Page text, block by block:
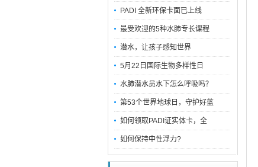
PADI 全新环保卡面已上线
最受欢迎的5种水肺专长课程
潜水，让孩子感知世界
5月22日国际生物多样性日
水肺潜水员水下怎么呼吸吗？
第53个世界地球日，守护好蓝
如何领取PADI证实体卡，全
如何保持中性浮力?